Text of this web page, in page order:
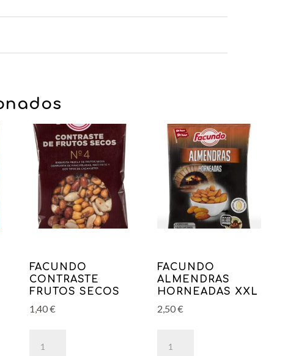
FACUNDO
CONTRASTE
FRUTOS SECOS
1,40€
CONTRASTE
FACUNDO
ALMENDRAS
HORNEADAS XXL
2,50€
ALMENDRAS